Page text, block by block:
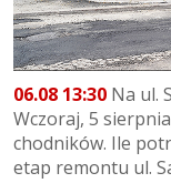
06.08 13:30 Na ul.
Wczoraj, 5
chodników. Ile
etap remontu ul.